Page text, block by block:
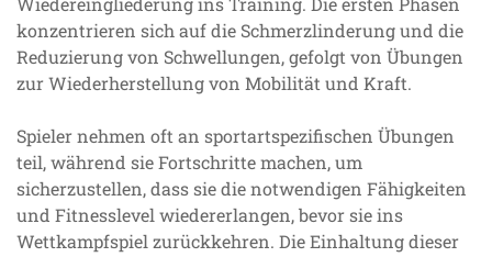
konzentrieren sich auf die Schmerzlinderung und die
Reduzierung von Schwellungen, gefolgt von Übungen
zur Wiederherstellung von Mobilität und Kraft.
Spieler nehmen oft an sportartspezifischen Übungen
teil, während sie Fortschritte machen, um
sicherzustellen, dass sie die notwendigen Fähigkeiten
und Fitnesslevel wiedererlangen, bevor sie ins
Wettkampfspiel zurückkehren. Die Einhaltung dieser